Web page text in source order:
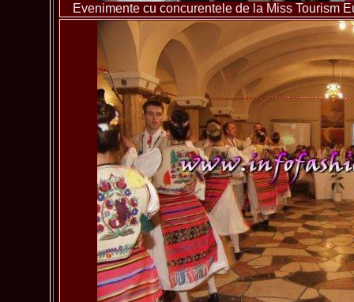
Evenimente cu concurentele de la Miss Tourism